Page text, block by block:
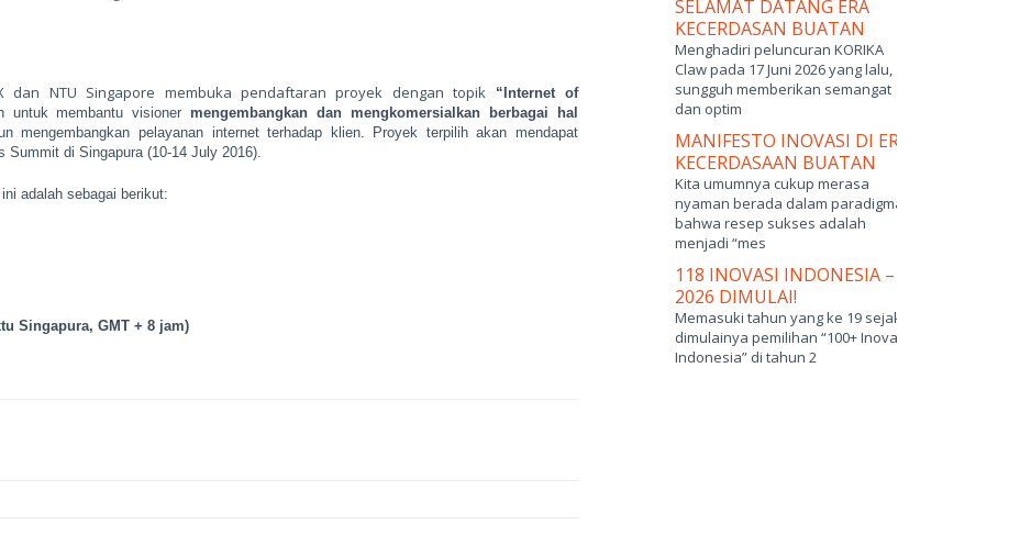
dan NTU Singapore membuka pendaftaran proyek dengan topik
“Internet of
untuk membantu visioner mengembangkan dan mengkomersialkan
berbagai hal
mengembangkan pelayanan internet terhadap klien. Proyek terpilih akan mendapat
Summit di Singapura (10-14 July 2016).
adalah sebagai berikut:
Singapura, GMT + 8 jam)
SELAMAT DATANG ERA
KECERDASAN BUATAN
Menghadiri peluncuran KORIKA
Claw pada 17 Juni 2026 yang lalu,
sungguh memberikan semangat
dan optim
MANIFESTO INOVASI DI ERA
KECERDASAAN BUATAN
Kita umumnya cukup merasa
nyaman berada dalam paradigma
bahwa resep sukses adalah
menjadi “mes
118 INOVASI INDONESIA –
2026 DIMULAI!
Memasuki tahun yang ke 19 sejak
dimulainya pemilihan “100+ Inovasi
Indonesia” di tahun 2